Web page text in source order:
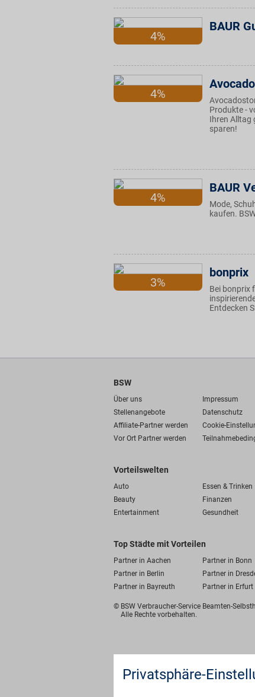
4%
BAUR
4%
Produkte -
Ihren Alltag
sparen!
4%
BAUR
Mode,
kaufen.
3%
bonprix
Bei bonprix
Entdecken
BSW
Über uns
Impressum
Stellenangebote
Datenschutz
Affiliate-Partner werden
Cookie-
Vor Ort Partner werden
Vorteilswelten
Auto Essen & Trinken
Beauty
Finanzen
Entertainment
Gesundheit
Top Städte mit Vorteilen
Partner in Aachen Partner in Bonn
Partner in Berlin
Partner in
Partner in Bayreuth
Partner in Erfurt
© BSW Verbraucher-Service Beamten-
Alle Rechte vorbehalten.
Privatsphäre-